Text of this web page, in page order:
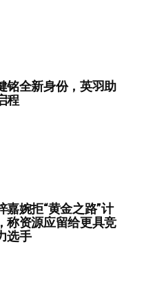
铭全新身份，英羽助
程
嘉婉拒“黄金之路”计
称资源应留给更具竞
选手